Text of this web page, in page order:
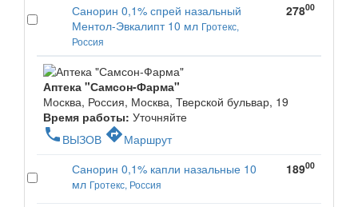
Санорин 0,1% спрей назальный
Ментол-Эвкалипт 10 мл Гротекс,
Россия
27800
Аптека "Самсон-Фарма"
Москва, Россия, Москва, Тверской бульвар, 19
Время работы: Уточняйте
phone ВЫЗОВ directionsМаршрут
Санорин 0,1% капли назальные 10
мл Гротекс, Россия
18900